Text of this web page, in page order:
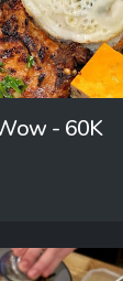
- 60K